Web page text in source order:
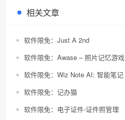
相关文章
软件限免：Just A 2nd
软件限免：Awase – 照片记忆游戏
软件限免：Wiz Note AI: 智能笔记
软件限免：记办猫
软件限免：电子证件-证件照管理